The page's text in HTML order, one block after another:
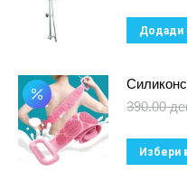
Додади
390.00
Избери